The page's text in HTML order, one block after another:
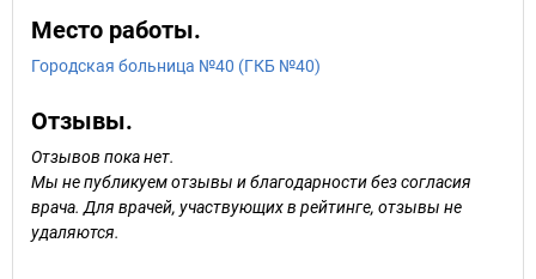
Место работы.
Городская больница №40 (ГКБ №40)
Отзывы.
Отзывов пока нет.
Мы не публикуем отзывы и благодарности без согласия
врача. Для врачей, участвующих в рейтинге, отзывы не
удаляются.